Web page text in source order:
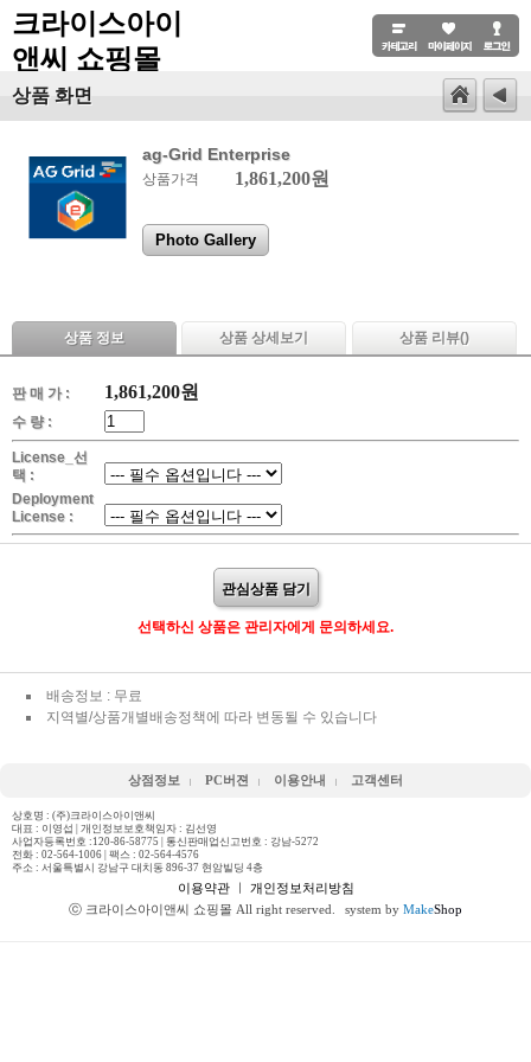
크라이스아이
앤씨 쇼핑몰
상품 화면
ag-Grid Enterprise
상품가격 1,861,200원
Photo Gallery
상품 정보 상품 상세보기 상품 리뷰()
판 매 가 : 1,861,200원
수 량 :
License_선
택 :
Deployment
License :
관심상품 담기
선택하신 상품은 관리자에게 문의하세요.
배송정보 : 무료
지역별/상품개별배송정책에 따라 변동될 수 있습니다
상점정보 PC버젼 이용안내 고객센터
상호명 : (주)크라이스아이앤씨
대표 : 이영섭 | 개인정보보호책임자 : 김선영
사업자등록번호 :120-86-58775 | 통신판매업신고번호 : 강남-5272
전화 : 02-564-1006 | 팩스 : 02-564-4576
주소 : 서울특별시 강남구 대치동 896-37 현암빌딩 4층
이용약관ㅣ 개인정보처리방침
ⓒ 크라이스아이앤씨 쇼핑몰 All right reserved.
system by MakeShop